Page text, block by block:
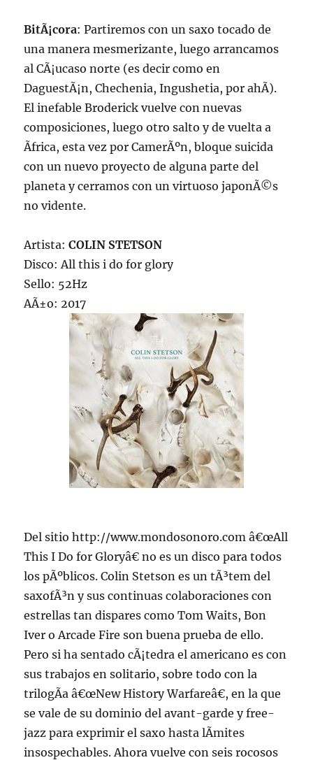
BitÃ¡cora: Partiremos con un saxo tocado de
una manera mesmerizante, luego arrancamos
al CÃ¡ucaso norte (es decir como en
DaguestÃ¡n, Chechenia, Ingushetia, por ahÃ­).
El inefable Broderick vuelve con nuevas
composiciones, luego otro salto y de vuelta a
Ãfrica, esta vez por CamerÃºn, bloque suicida
con un nuevo proyecto de alguna parte del
planeta y cerramos con un virtuoso japonÃ©s
no vidente.
Artista:COLIN STETSON
Disco: All this i do for glory
Sello: 52Hz
AÃ±o: 2017
Del sitio http://www.mondosonoro.com â€œAll
This I Do for Gloryâ€ no es un disco para todos
los pÃºblicos. Colin Stetson es un tÃ³tem del
saxofÃ³n y sus continuas colaboraciones con
estrellas tan dispares como Tom Waits, Bon
Iver o Arcade Fire son buena prueba de ello.
Pero si ha sentado cÃ¡tedra el americano es con
sus trabajos en solitario, sobre todo con la
trilogÃ­a â€œNew History Warfareâ€, en la que
se vale de su dominio del avant-garde y free-
jazz para exprimir el saxo hasta lÃ­mites
insospechables. Ahora vuelve con seis rocosos